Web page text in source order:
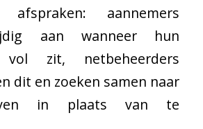
afspraken: aannemers
aan wanneer hun
vol zit, netbeheerders
dit en zoeken samen naar
in plaats van te